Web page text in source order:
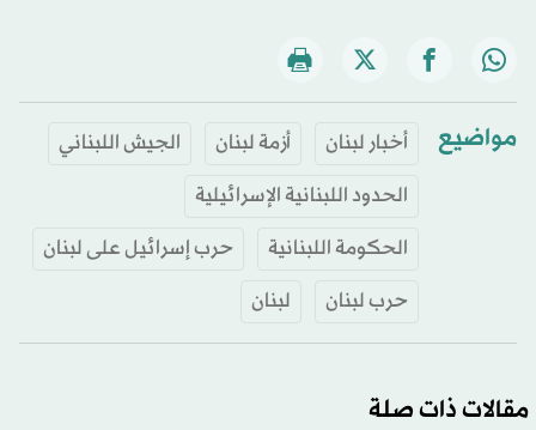
مواضيع أخبار لبنان أزمة لبنان
الجيش اللبناني
الحدود اللبنانية الإسرائيلية
الحكومة اللبنانية
حرب إسرائيل على لبنان
حرب لبنان
لبنان
مقالات ذات صلة